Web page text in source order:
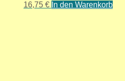
16,75 € In den Warenkorb